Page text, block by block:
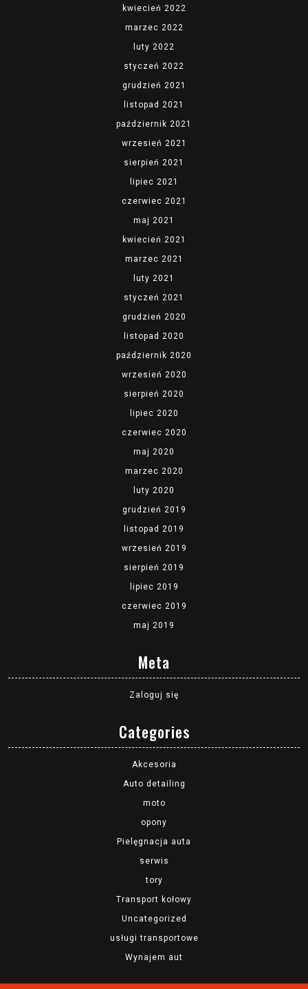
kwiecień 2022
marzec 2022
luty 2022
styczeń 2022
grudzień 2021
listopad 2021
październik 2021
wrzesień 2021
sierpień 2021
lipiec 2021
czerwiec 2021
maj 2021
kwiecień 2021
marzec 2021
luty 2021
styczeń 2021
grudzień 2020
listopad 2020
październik 2020
wrzesień 2020
sierpień 2020
lipiec 2020
czerwiec 2020
maj 2020
marzec 2020
luty 2020
grudzień 2019
listopad 2019
wrzesień 2019
sierpień 2019
lipiec 2019
czerwiec 2019
maj 2019
Meta
Zaloguj się
Categories
Akcesoria
Auto detailing
moto
opony
Pielęgnacja auta
serwis
tory
Transport kołowy
Uncategorized
usługi transportowe
Wynajem aut